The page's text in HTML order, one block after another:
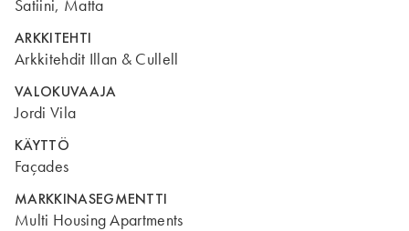
Satiini, Matta
ARKKITEHTI
Arkkitehdit Illan & Cullell
VALOKUVAAJA
Jordi Vila
KÄYTTÖ
Façades
MARKKINASEGMENTTI
Multi Housing Apartments